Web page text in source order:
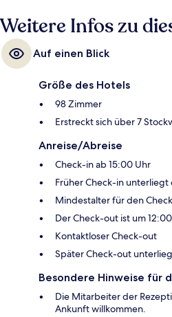
(Straßenbahnhaltestelle Ancienne
Weitere Infos zu
Auf einen Blick
Größe des Hotels
98 Zimmer
Erstreckt sich über 7
Anreise/Abreise
Check-in ab 15:00 Uhr
Früher Check-in
Mindestalter für den
Der Check-out ist um
Kontaktloser Check-out
Später Check-out
Besondere Hinweise für
Die Mitarbeiter der
Ankunft willkommen.